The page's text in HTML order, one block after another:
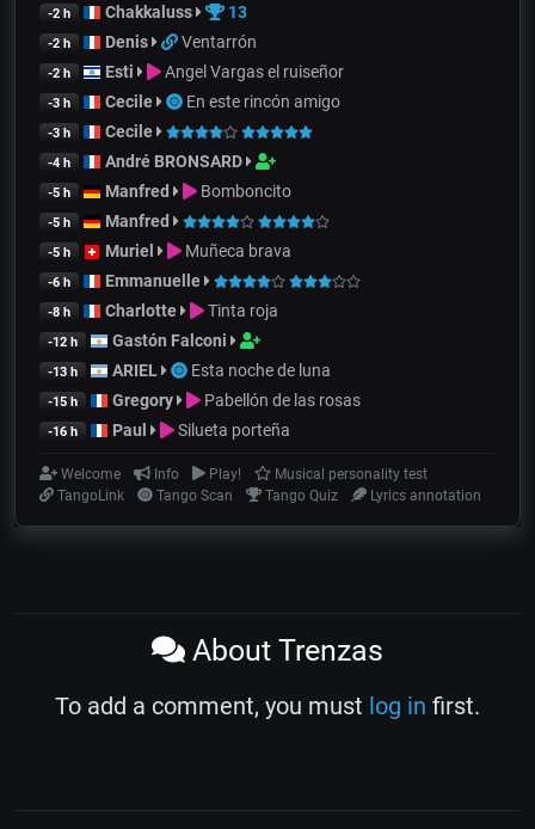
-2 h Chakkaluss 13
-2 h Denis Ventarrón
-2 h Esti Angel Vargas el ruiseñor
-3 h Cecile En este rincón amigo
-3 h Cecile
-4 h André BRONSARD
-5 h Manfred Bomboncito
-5 h Manfred
-5 h Muriel Muñeca brava
-6 h Emmanuelle
-8 h Charlotte Tinta roja
-12 h Gastón Falconi
-13 h ARIEL Esta noche de luna
-15 h Gregory Pabellón de las rosas
-16 h Paul Silueta porteña
Welcome Info Play!
Musical personality test
TangoLink
Tango Scan Tango Quiz Lyrics annotation
About Trenzas
To add a comment, you must log in first.